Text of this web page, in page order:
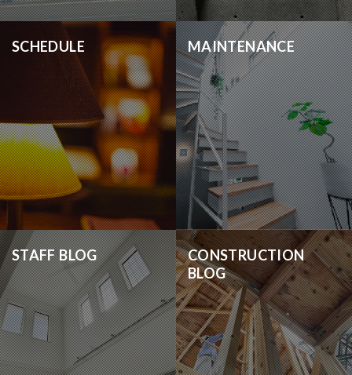
SCHEDULE MAINTENANCE
STAFF BLOG
CONSTRUCTION
BLOG